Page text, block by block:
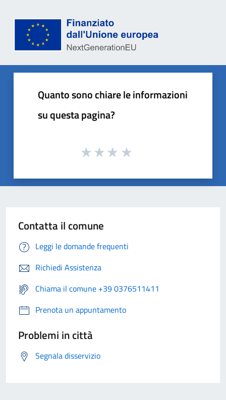
Quanto sono chiare le informazioni
su questa pagina?
Contatta il comune
Leggi le domande frequenti
Richiedi Assistenza
Chiama il comune +39 0376511411
Prenota un appuntamento
Problemi in città
Segnala disservizio